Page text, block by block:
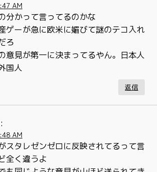
AM
分かって言ってるのかな
ゲーが急に欧米に媚びて謎のテコ入れ
ろ
意見が第一に決まってるやん。日本人
国人
返信
AM
スタレゼンゼロに反映されてるって言
全く違うよ